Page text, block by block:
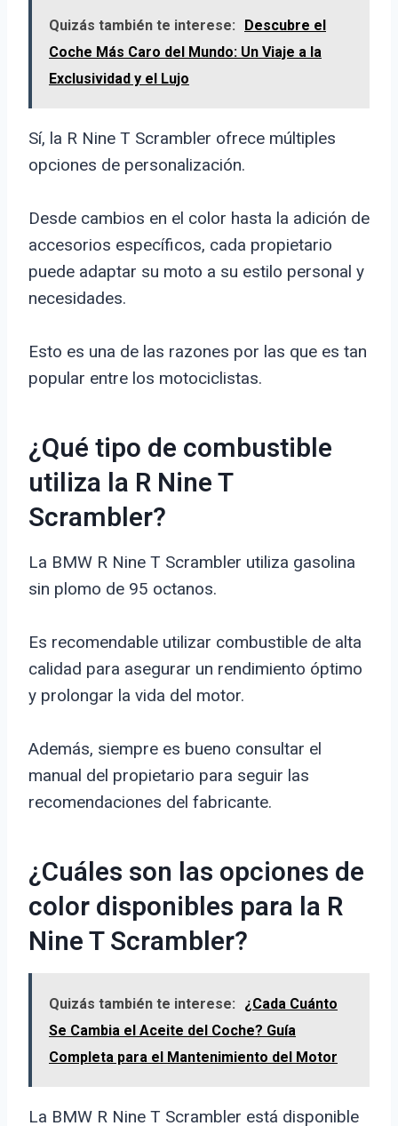
Quizás también te interese:
Descubre el
Coche Más Caro del Mundo: Un Viaje a la
Exclusividad y el Lujo
Sí, la R Nine T Scrambler ofrece múltiples
opciones de personalización.
Desde cambios en el color hasta la adición de
accesorios específicos, cada propietario
puede adaptar su moto a su estilo personal y
necesidades.
Esto es una de las razones por las que es tan
popular entre los motociclistas.
¿Qué tipo de combustible
utiliza la R Nine T
Scrambler?
La BMW R Nine T Scrambler utiliza gasolina
sin plomo de 95 octanos.
Es recomendable utilizar combustible de alta
calidad para asegurar un rendimiento óptimo
y prolongar la vida del motor.
Además, siempre es bueno consultar el
manual del propietario para seguir las
recomendaciones del fabricante.
¿Cuáles son las opciones de
color disponibles para la R
Nine T Scrambler?
Quizás también te interese:
¿Cada Cuánto
Se Cambia el Aceite del Coche? Guía
Completa para el Mantenimiento del Motor
La BMW R Nine T Scrambler está disponible